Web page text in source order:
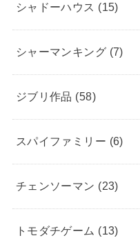
シャドーハウス (15)
シャーマンキング (7)
ジブリ作品 (58)
スパイファミリー (6)
チェンソーマン (23)
トモダチゲーム (13)